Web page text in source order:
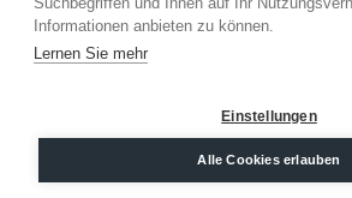
©2026.
Datenschutz
AGB
Informationen anbieten zu können.
Lernen Sie mehr
Einstellungen
Alle Cookies erlauben